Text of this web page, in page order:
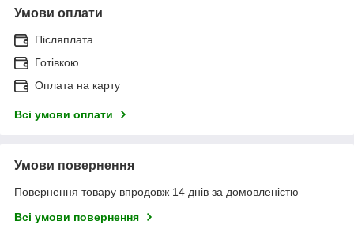
Умови оплати
Післяплата
Готівкою
Оплата на карту
Всі умови оплати
Умови повернення
Повернення товару впродовж 14 днів за домовленістю
Всі умови повернення